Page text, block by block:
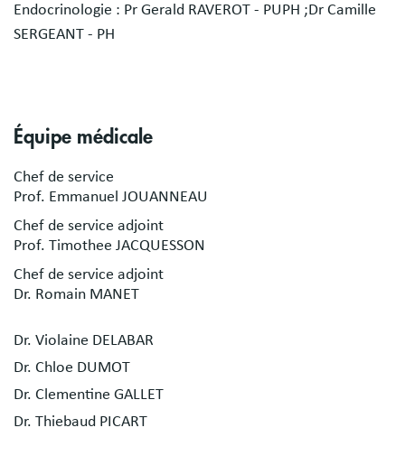
Endocrinologie : Pr Gerald RAVEROT - PUPH ;Dr Camille
SERGEANT - PH
Équipe médicale
Chef de service
Prof. Emmanuel JOUANNEAU
Chef de service adjoint
Prof. Timothee JACQUESSON
Chef de service adjoint
Dr. Romain MANET
Dr. Violaine DELABAR
Dr. Chloe DUMOT
Dr. Clementine GALLET
Dr. Thiebaud PICART